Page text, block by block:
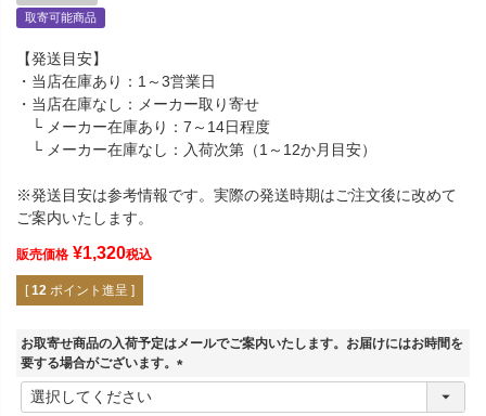
取寄可能商品
【発送目安】
・当店在庫あり：1～3営業日
・当店在庫なし：メーカー取り寄せ
└ メーカー在庫あり：7～14日程度
└ メーカー在庫なし：入荷次第（1～12か月目安）
※発送目安は参考情報です。実際の発送時期はご注文後に改めて
ご案内いたします。
販売価格 ¥1,320税込
[ 12 ポイント進呈 ]
お取寄せ商品の入荷予定はメールでご案内いたします。お届けにはお時間を
要する場合がございます。
(